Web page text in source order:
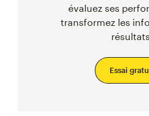
évaluez ses
transformez les
Essai